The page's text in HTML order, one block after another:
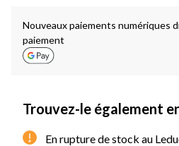
Nouveaux paiements numériques
paiement
Trouvez-le également
En rupture de stock au